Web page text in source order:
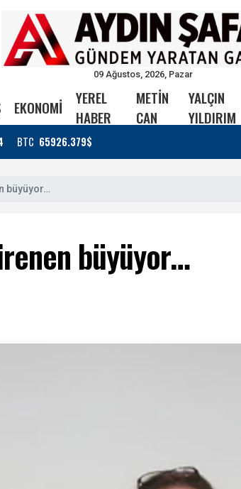
09 Ağustos, 2026, Pazar
EKONOMİ
YEREL
HABER
METİN
CAN
YALÇIN
YILDIRIM
BTC 65926.379$
büyüyor…
büyüyor…